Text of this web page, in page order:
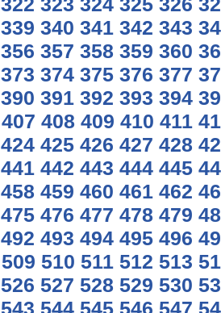
339 340 341 342 343
356 357 358 359 360
373 374 375 376 377
390 391 392 393 394
407 408 409 410 411
424 425 426 427 428
441 442 443 444 445
458 459 460 461 462
475 476 477 478 479
492 493 494 495 496
509 510 511 512 513
526 527 528 529 530
543 544 545 546 547